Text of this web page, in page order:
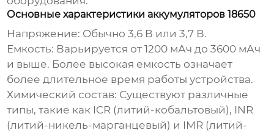
Основные характеристики аккумуляторов 18650
Напряжение: Обычно 3,6 В или 3,7 В.
Емкость: Варьируется от 1200 мАч до 3600 мАч
и выше. Более высокая емкость означает
более длительное время работы устройства.
Химический состав: Существуют различные
типы, такие как ICR (литий-кобальтовый), INR
(литий-никель-марганцевый) и IMR (литий-